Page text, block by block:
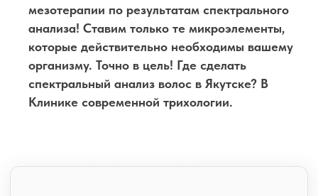
мезотерапии по результатам спектрального
анализа! Ставим только те микроэлементы,
которые действительно необходимы вашему
организму. Точно в цель! Где сделать
спектральный анализ волос в Якутске? В
Клинике современной трихологии.
Согласие на медицинское
вмешательство
персональных данных